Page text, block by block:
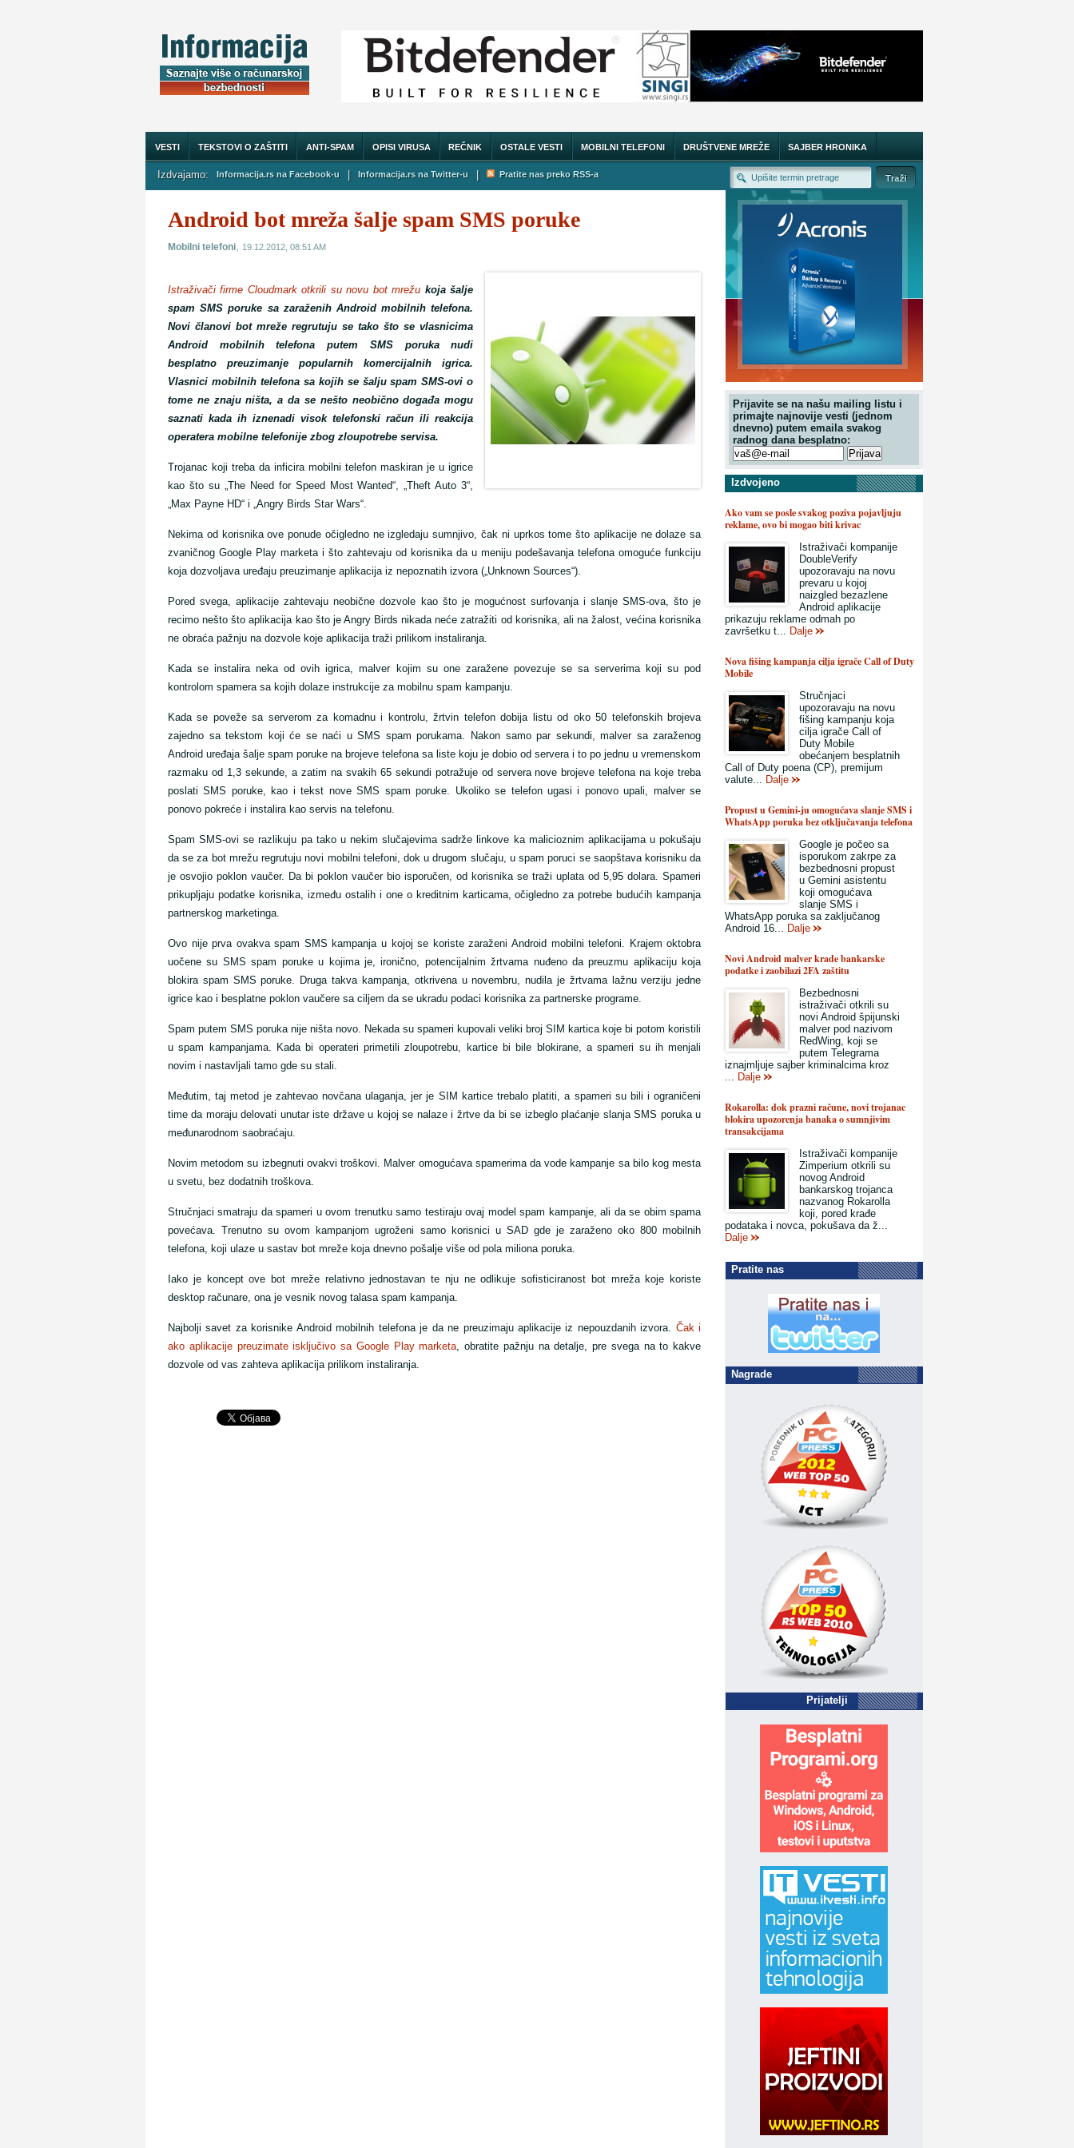
VESTI TEKSTOVI O ZAŠTITI ANTI-SPAM OPISI VIRUSA REČNIK OSTALE VESTI MOBILNI TELEFONI DRUŠTVENE MREŽE SAJBER HRONIKA
O NAMA
Izdvajamo: Informacija.rs na Facebook-u | Informacija.rs na Twitter-u | Pratite nas preko RSS-a
Android bot mreža šalje spam SMS poruke
Mobilni telefoni, 19.12.2012, 08:51 AM
Istraživači firme Cloudmark otkrili su novu bot mrežu koja šalje
spam SMS poruke sa zaraženih Android mobilnih telefona.
Novi članovi bot mreže regrutuju se tako što se vlasnicima
Android mobilnih telefona putem SMS poruka nudi
besplatno preuzimanje popularnih komercijalnih igrica.
Vlasnici mobilnih telefona sa kojih se šalju spam SMS-ovi o
tome ne znaju ništa, a da se nešto neobično događa mogu
saznati kada ih iznenadi visok telefonski račun ili reakcija
operatera mobilne telefonije zbog zloupotrebe servisa.
Trojanac koji treba da inficira mobilni telefon maskiran je u igrice
kao što su „The Need for Speed Most Wanted“, „Theft Auto 3“,
„Max Payne HD“ i „Angry Birds Star Wars“.
Nekima od korisnika ove ponude očigledno ne izgledaju sumnjivo, čak ni uprkos tome što aplikacije ne dolaze sa
zvaničnog Google Play marketa i što zahtevaju od korisnika da u meniju podešavanja telefona omoguće funkciju
koja dozvoljava uređaju preuzimanje aplikacija iz nepoznatih izvora („Unknown Sources“).
Pored svega, aplikacije zahtevaju neobične dozvole kao što je mogućnost surfovanja i slanje SMS-ova, što je
recimo nešto što aplikacija kao što je Angry Birds nikada neće zatražiti od korisnika, ali na žalost, većina korisnika
ne obraća pažnju na dozvole koje aplikacija traži prilikom instaliranja.
Kada se instalira neka od ovih igrica, malver kojim su one zaražene povezuje se sa serverima koji su pod
kontrolom spamera sa kojih dolaze instrukcije za mobilnu spam kampanju.
Kada se poveže sa serverom za komadnu i kontrolu, žrtvin telefon dobija listu od oko 50 telefonskih brojeva
zajedno sa tekstom koji će se naći u SMS spam porukama. Nakon samo par sekundi, malver sa zaraženog
Android uređaja šalje spam poruke na brojeve telefona sa liste koju je dobio od servera i to po jednu u vremenskom
razmaku od 1,3 sekunde, a zatim na svakih 65 sekundi potražuje od servera nove brojeve telefona na koje treba
poslati SMS poruke, kao i tekst nove SMS spam poruke. Ukoliko se telefon ugasi i ponovo upali, malver se
ponovo pokreće i instalira kao servis na telefonu.
Spam SMS-ovi se razlikuju pa tako u nekim slučajevima sadrže linkove ka malicioznim aplikacijama u pokušaju
da se za bot mrežu regrutuju novi mobilni telefoni, dok u drugom slučaju, u spam poruci se saopštava korisniku da
je osvojio poklon vaučer. Da bi poklon vaučer bio isporučen, od korisnika se traži uplata od 5,95 dolara. Spameri
prikupljaju podatke korisnika, između ostalih i one o kreditnim karticama, očigledno za potrebe budućih kampanja
partnerskog marketinga.
Ovo nije prva ovakva spam SMS kampanja u kojoj se koriste zaraženi Android mobilni telefoni. Krajem oktobra
uočene su SMS spam poruke u kojima je, ironično, potencijalnim žrtvama nuđeno da preuzmu aplikaciju koja
blokira spam SMS poruke. Druga takva kampanja, otkrivena u novembru, nudila je žrtvama lažnu verziju jedne
igrice kao i besplatne poklon vaučere sa ciljem da se ukradu podaci korisnika za partnerske programe.
Spam putem SMS poruka nije ništa novo. Nekada su spameri kupovali veliki broj SIM kartica koje bi potom koristili
u spam kampanjama. Kada bi operateri primetili zloupotrebu, kartice bi bile blokirane, a spameri su ih menjali
novim i nastavljali tamo gde su stali.
Međutim, taj metod je zahtevao novčana ulaganja, jer je SIM kartice trebalo platiti, a spameri su bili i ograničeni
time da moraju delovati unutar iste države u kojoj se nalaze i žrtve da bi se izbeglo plaćanje slanja SMS poruka u
međunarodnom saobraćaju.
Novim metodom su izbegnuti ovakvi troškovi. Malver omogućava spamerima da vode kampanje sa bilo kog mesta
u svetu, bez dodatnih troškova.
Stručnjaci smatraju da spameri u ovom trenutku samo testiraju ovaj model spam kampanje, ali da se obim spama
povećava. Trenutno su ovom kampanjom ugroženi samo korisnici u SAD gde je zaraženo oko 800 mobilnih
telefona, koji ulaze u sastav bot mreže koja dnevno pošalje više od pola miliona poruka.
Iako je koncept ove bot mreže relativno jednostavan te nju ne odlikuje sofisticiranost bot mreža koje koriste
desktop računare, ona je vesnik novog talasa spam kampanja.
Najbolji savet za korisnike Android mobilnih telefona je da ne preuzimaju aplikacije iz nepouzdanih izvora. Čak i
ako aplikacije preuzimate isključivo sa Google Play marketa, obratite pažnju na detalje, pre svega na to kakve
dozvole od vas zahteva aplikacija prilikom instaliranja.
Prijavite se na našu mailing listu i
primajte najnovije vesti (jednom
dnevno) putem emaila svakog
radnog dana besplatno:
Izdvojeno
Ako vam se posle svakog poziva pojavljuju
reklame, ovo bi mogao biti krivac
Istraživači kompanije
DoubleVerify
upozoravaju na novu
prevaru u kojoj
naizgled bezazlene
Android aplikacije
prikazuju reklame odmah po
završetku t... Dalje
Nova fišing kampanja cilja igrače Call of Duty
Mobile
Stručnjaci
upozoravaju na novu
fišing kampanju koja
cilja igrače Call of
Duty Mobile
obećanjem besplatnih
Call of Duty poena (CP), premijum
valute... Dalje
Propust u Gemini-ju omogućava slanje SMS i
WhatsApp poruka bez otključavanja telefona
Google je počeo sa
isporukom zakrpe za
bezbednosni propust
u Gemini asistentu
koji omogućava
slanje SMS i
WhatsApp poruka sa zaključanog
Android 16... Dalje
Novi Android malver krade bankarske
podatke i zaobilazi 2FA zaštitu
Bezbednosni
istraživači otkrili su
novi Android špijunski
malver pod nazivom
RedWing, koji se
putem Telegrama
iznajmljuje sajber kriminalcima kroz
... Dalje
Rokarolla: dok prazni račune, novi trojanac
blokira upozorenja banaka o sumnjivim
transakcijama
Istraživači kompanije
Zimperium otkrili su
novog Android
bankarskog trojanca
nazvanog Rokarolla
koji, pored krađe
podataka i novca, pokušava da ž...
Dalje
Pratite nas
Nagrade
Prijatelji